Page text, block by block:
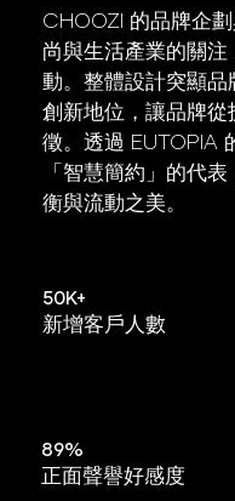
CHOOZI 的品牌企
尚與生活產業的關
動。整體設計突顯
創新地位，讓品牌
徵。透過 EUTOPIA
「智慧簡約」的代
衡與流動之美。
50K+
新增客戶人數
89%
正面聲譽好感度